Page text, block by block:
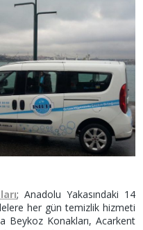
; Anadolu Yakasındaki 14
her gün temizlik hizmeti
Beykoz Konakları, Acarkent